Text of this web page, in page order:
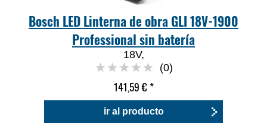
Bosch LED Linterna de obra GLI 18V-1900
Professional sin batería
18V,
(0)
141,59 €*
ir al producto